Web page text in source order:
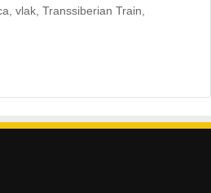
vlak, Transsiberian Train,